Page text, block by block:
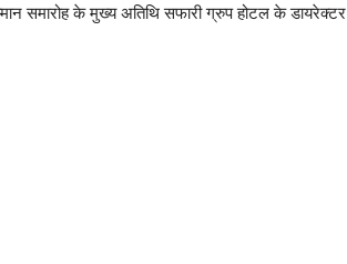
समारोह के मुख्य अतिथि सफारी ग्रुप होटल के डायरेक्टर